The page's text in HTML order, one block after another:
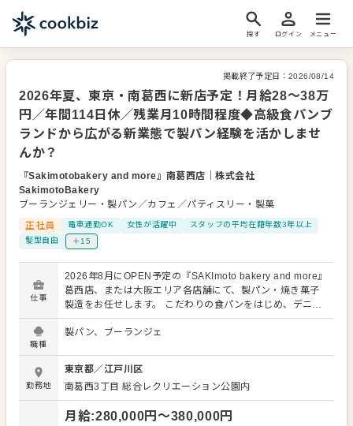
探す ログイン メニュー
掲載終了予定日： 2026/08/14
2026年夏、東京・南葛西に新店予定！月給28～38万
円／年間114日休／残業月10時間程度◆高級食パンブ
ランドから広がる新業態で製パン経験を活かしませ
んか？
『Sakimotobakery and more』南葛西店 ｜株式会社
SakimotoBakery
ブーランジェリー・製パン／カフェ／パティスリー・製菓
正社員
電車通勤OK 女性が活躍中
スタッフの平均在籍年数3年以上
髪型自由
＋15
仕事
2026年8月にOPEN予定の『SAKImoto bakery and more』
葛西店、または大阪エリア各店舗にて、製パン・焼き菓子
製造をお任せします。 こだわりの食パンをはじめ、デニッ
シュ、クロワッサン、バゲット、カヌレ、パウンドケーキ
など、幅広い商品の製造に携わっていただきます。 【主な
・商品の仕上げ、品質チェック ・製造スケジュールの管理
・食材や在庫の管理 ・新商品の提案、試作 ・焼き上がった
商品の陳列 ・接客、販売フォロー など 製パン経験をお持
ちの方には、これまでのスキルに応じて幅広くお任せしま
す。 成形から焼成まで一連の流れに関わりながら、生地の
職種
製パン、ブーランジェ
勤務地
東京都／江戸川区
南葛西3丁目 総合レクリエーション公園内
月給:280,000円〜380,000円